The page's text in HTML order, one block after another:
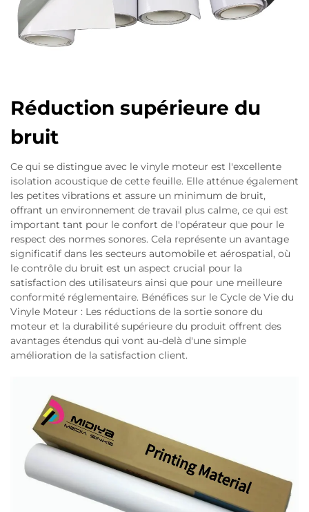
Réduction supérieure du
bruit
Ce qui se distingue avec le vinyle moteur est l'excellente
isolation acoustique de cette feuille. Elle atténue également
les petites vibrations et assure un minimum de bruit,
offrant un environnement de travail plus calme, ce qui est
important tant pour le confort de l'opérateur que pour le
respect des normes sonores. Cela représente un avantage
significatif dans les secteurs automobile et aérospatial, où
le contrôle du bruit est un aspect crucial pour la
satisfaction des utilisateurs ainsi que pour une meilleure
conformité réglementaire. Bénéfices sur le Cycle de Vie du
Vinyle Moteur : Les réductions de la sortie sonore du
moteur et la durabilité supérieure du produit offrent des
avantages étendus qui vont au-delà d'une simple
amélioration de la satisfaction client.